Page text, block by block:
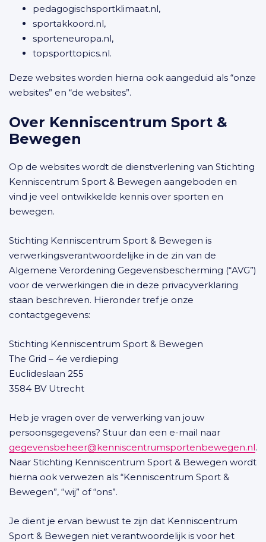
pedagogischsportklimaat.nl,
sportakkoord.nl,
sporteneuropa.nl,
topsporttopics.nl.
Deze websites worden hierna ook aangeduid als “onze
websites” en “de websites”.
Over Kenniscentrum Sport &
Bewegen
Op de websites wordt de dienstverlening van Stichting
Kenniscentrum Sport & Bewegen aangeboden en
vind je veel ontwikkelde kennis over sporten en
bewegen.
Stichting Kenniscentrum Sport & Bewegen is
verwerkingsverantwoordelijke in de zin van de
Algemene Verordening Gegevensbescherming (“AVG”)
voor de verwerkingen die in deze privacyverklaring
staan beschreven. Hieronder tref je onze
contactgegevens:
Stichting Kenniscentrum Sport & Bewegen
The Grid – 4e verdieping
Euclideslaan 255
3584 BV Utrecht
Heb je vragen over de verwerking van jouw
persoonsgegevens? Stuur dan een e-mail naar
gegevensbeheer@kenniscentrumsportenbewegen.nl.
Naar Stichting Kenniscentrum Sport & Bewegen wordt
hierna ook verwezen als “Kenniscentrum Sport &
Bewegen”, “wij” of “ons”.
Je dient je ervan bewust te zijn dat Kenniscentrum
Sport & Bewegen niet verantwoordelijk is voor het